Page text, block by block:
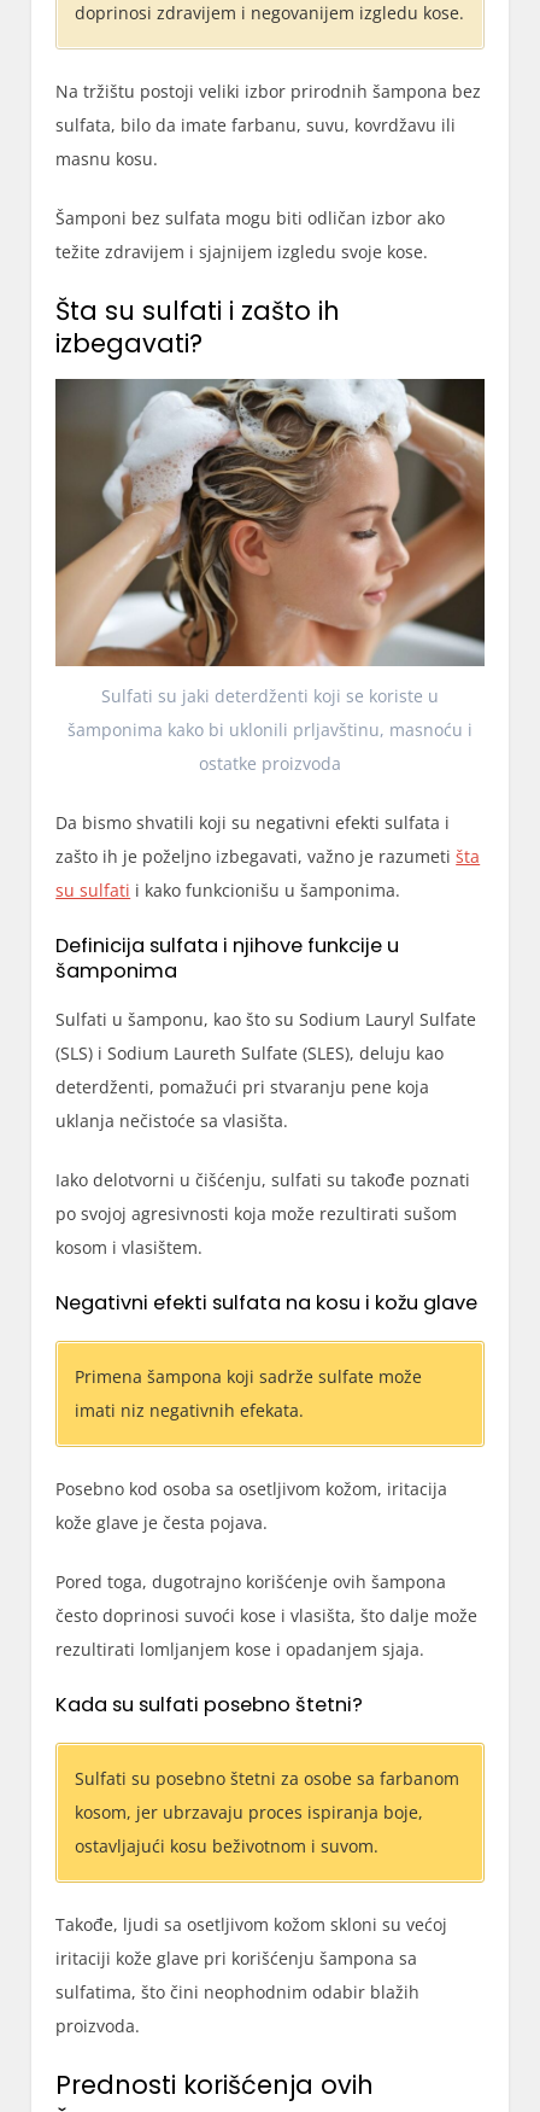
doprinosi zdravijem i negovanijem izgledu kose.
Na tržištu postoji veliki izbor prirodnih šampona bez
sulfata, bilo da imate farbanu, suvu, kovrdžavu ili
masnu kosu.
Šamponi bez sulfata mogu biti odličan izbor ako
težite zdravijem i sjajnijem izgledu svoje kose.
Šta su sulfati i zašto ih
izbegavati?
Sulfati su jaki deterdženti koji se koriste u
šamponima kako bi uklonili prljavštinu, masnoću i
ostatke proizvoda
Da bismo shvatili koji su negativni efekti sulfata i
zašto ih je poželjno izbegavati, važno je razumetišta
su sulfati i kako funkcionišu u šamponima.
Definicija sulfata i njihove funkcije u
šamponima
Sulfati u šamponu, kao što su Sodium Lauryl Sulfate
(SLS) i Sodium Laureth Sulfate (SLES), deluju kao
deterdženti, pomažući pri stvaranju pene koja
uklanja nečistoće sa vlasišta.
Iako delotvorni u čišćenju, sulfati su takođe poznati
po svojoj agresivnosti koja može rezultirati sušom
kosom i vlasištem.
Negativni efekti sulfata na kosu i kožu glave
Primena šampona koji sadrže sulfate može
imati niz negativnih efekata.
Posebno kod osoba sa osetljivom kožom, iritacija
kože glave je česta pojava.
Pored toga, dugotrajno korišćenje ovih šampona
često doprinosi suvoći kose i vlasišta, što dalje može
rezultirati lomljanjem kose i opadanjem sjaja.
Kada su sulfati posebno štetni?
Sulfati su posebno štetni za osobe sa farbanom
kosom, jer ubrzavaju proces ispiranja boje,
ostavljajući kosu beživotnom i suvom.
Takođe, ljudi sa osetljivom kožom skloni su većoj
iritaciji kože glave pri korišćenju šampona sa
sulfatima, što čini neophodnim odabir blažih
proizvoda.
Prednosti korišćenja ovih